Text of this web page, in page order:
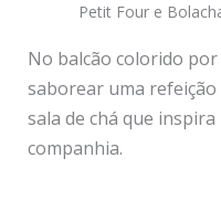
Petit Four e
No balcão colorido
saborear uma refeição
sala de chá que
companhia.